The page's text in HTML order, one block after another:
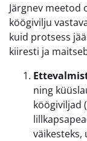
Järgnev meetod
köögivilju
kuid protsess
kiiresti ja
ning
köögiviljad
väikesteks,